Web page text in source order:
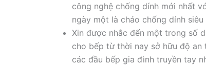
công nghệ chống dính mới nhất
ngày một là chảo chống dính siêu
Xin được nhắc đến một trong số
cho bếp từ thời nay sở hữu độ an
các đầu bếp gia đình truyền tay